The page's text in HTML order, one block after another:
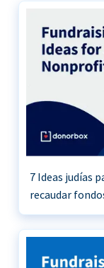
7 Ideas judías
recaudar